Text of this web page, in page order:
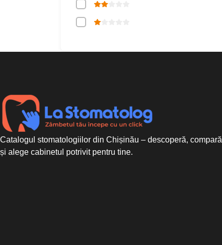
Catalogul stomatologiilor din Chișinău – descoperă, compară
și alege cabinetul potrivit pentru tine.